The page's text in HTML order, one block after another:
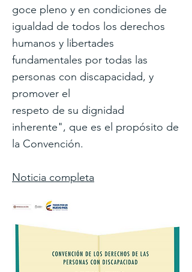
goce pleno y en condiciones de
igualdad de todos los derechos
humanos y libertades
fundamentales por todas las
personas con discapacidad, y
promover el
respeto de su dignidad
inherente", que es el propósito de
la Convención.
Noticia completa